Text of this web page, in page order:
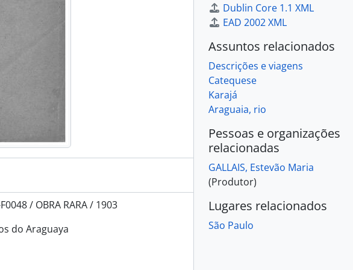
/ OBRA RARA / 1903
do Araguaya
Dublin Core 1.1 XML
EAD 2002 XML
Assuntos relacionados
Descrições e viagens
Catequese
Karajá
Araguaia, rio
Pessoas e organizações
relacionadas
GALLAIS, Estevão Maria
(Produtor)
Lugares relacionados
São Paulo